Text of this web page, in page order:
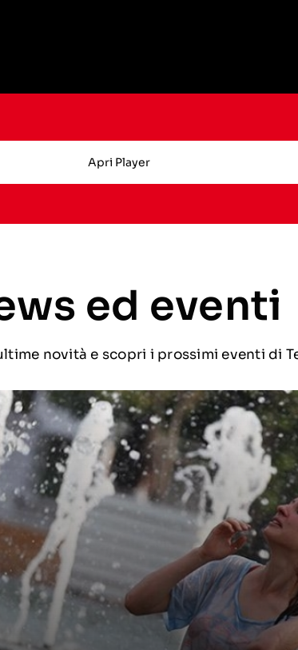
Apri Player
ed eventi
novità e scopri i prossimi eventi di